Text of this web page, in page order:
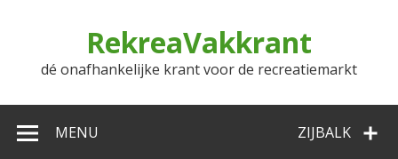
RekreaVakkrant
dé onafhankelijke krant voor de recreatiemarkt
ZIJBALK
MENU